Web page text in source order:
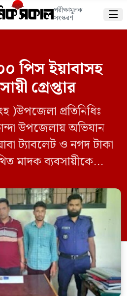
পরীক্ষামূলক
সংস্করণ 
পিস ইয়াবাসহ
গ্রেপ্তার
)উপজেলা প্রতিনিধিঃ
উপজেলায় অভিযান
ট্যাবলেট ও নগদ টাকা
মাদক ব্যবসায়ীকে
বিসকা ইউনিয়নের
এ অভিযান
হলেন- মো.
ইসলাম সরকার
হক খোকন (৩৫)। […]